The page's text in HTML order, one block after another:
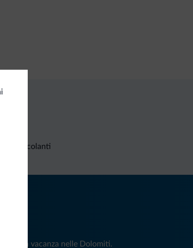
non vincolanti
la tua vacanza nelle Dolomiti.